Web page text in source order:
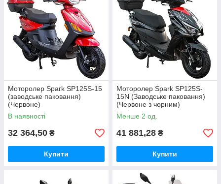
Моторолер Spark SP125S-15
(заводське паковання)
(Червоне)
В наявності
32 364,50 ₴
Купити
Моторолер Spark SP125S-
15N (Заводське паковання)
(Червоне з чорним)
Менше 2 од.
41 881,28 ₴
Купити